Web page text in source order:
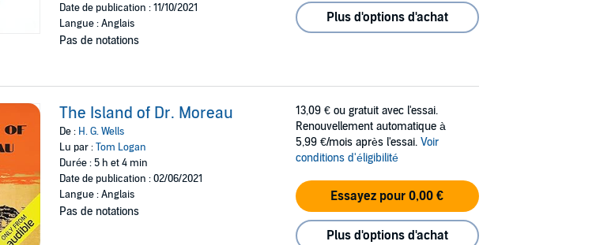
Date de publication : 11/10/2021
Langue : Anglais
Pas de notations
Plus d'options d'achat
The Island of Dr. Moreau
De : H. G. Wells
Lu par :Tom Logan
Durée : 5 h et 4 min
Date de publication : 02/06/2021
Langue : Anglais
Pas de notations
13,09 € ou gratuit avec l'essai.
Renouvellement automatique à
5,99 €/mois après l'essai. Voir
conditions d'éligibilité
Essayez pour 0,00 €
Plus d'options d'achat